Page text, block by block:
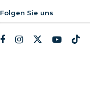
Folgen Sie uns